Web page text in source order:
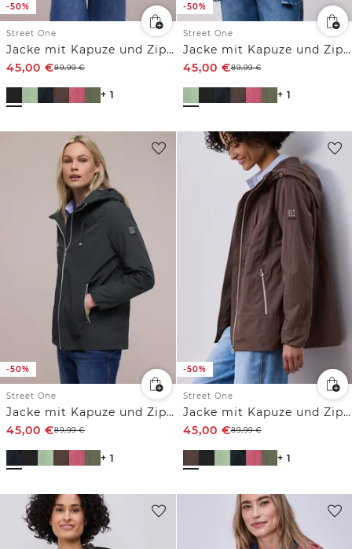
-50%
Street One
Jacke mit Kapuze und Zipper
45,00 €89,99€
+ 1
-50%
Street One
Jacke mit Kapuze und Zipper
45,00 €89,99€
+ 1
-50%
Street One
Jacke mit Kapuze und Zipper
45,00 €89,99€
+ 1
-50%
Street One
Jacke mit Kapuze und Zipper
45,00 €89,99€
+ 1